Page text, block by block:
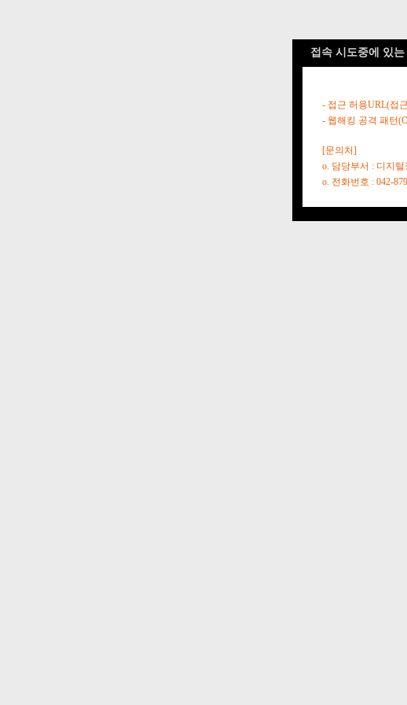
접속 시도중에 있
- 접근 허용URL(접
- 웹해킹 공격 패턴
[문의처]
o. 담당부서 : 디지털
o. 전화번호 : 042-